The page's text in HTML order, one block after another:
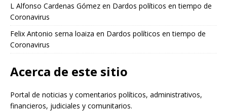
L Alfonso Cardenas Gómez en Dardos políticos en tiempo de
Coronavirus
Felix Antonio serna loaiza en Dardos políticos en tiempo de
Coronavirus
Acerca de este sitio
Portal de noticias y comentarios políticos, administrativos,
financieros, judiciales y comunitarios.